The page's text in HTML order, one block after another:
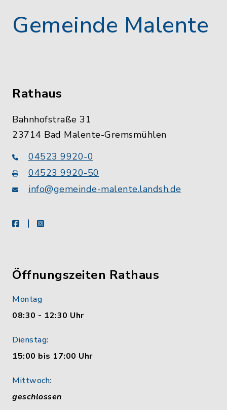
Gemeinde Malente
Rathaus
Bahnhofstraße 31
23714 Bad Malente-Gremsmühlen
04523 9920-0
04523 9920-50
info@gemeinde-malente.landsh.de
facebookinstagram
Öffnungszeiten Rathaus
Montag
08:30 - 12:30 Uhr
Dienstag:
15:00 bis 17:00 Uhr
Mittwoch:
geschlossen